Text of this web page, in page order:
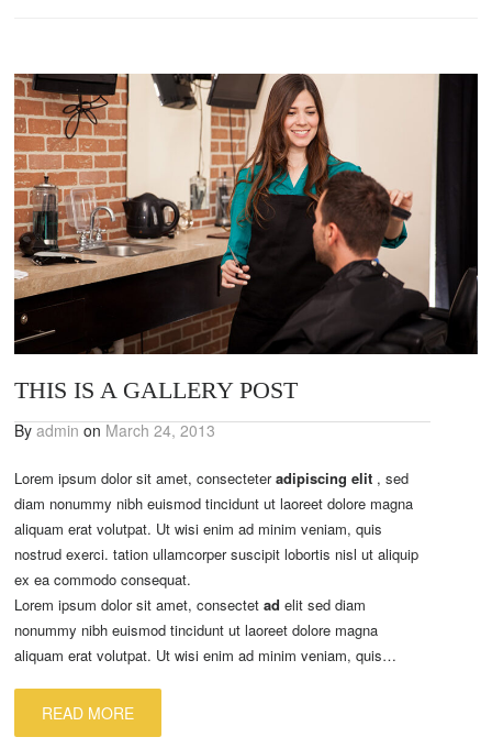
THIS IS A GALLERY POST
Byadmin on March 24, 2013
Lorem ipsum dolor sit amet, consecteteradipiscing elit , sed
diam nonummy nibh euismod tincidunt ut laoreet dolore magna
aliquam erat volutpat. Ut wisi enim ad minim veniam, quis
nostrud exerci. tation ullamcorper suscipit lobortis nisl ut aliquip
ex ea commodo consequat.
Lorem ipsum dolor sit amet, consectetad elit sed diam
nonummy nibh euismod tincidunt ut laoreet dolore magna
aliquam erat volutpat. Ut wisi enim ad minim veniam, quis…
READ MORE